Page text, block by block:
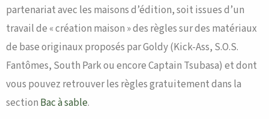
partenariat avec les maisons d’édition, soit issues d’un
travail de « création maison » des règles sur des matériaux
de base originaux proposés par Goldy (Kick-Ass, S.O.S.
Fantômes, South Park ou encore Captain Tsubasa) et dont
vous pouvez retrouver les règles gratuitement dans la
section Bac à sable.